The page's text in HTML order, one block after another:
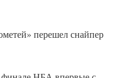
перешел снайпер